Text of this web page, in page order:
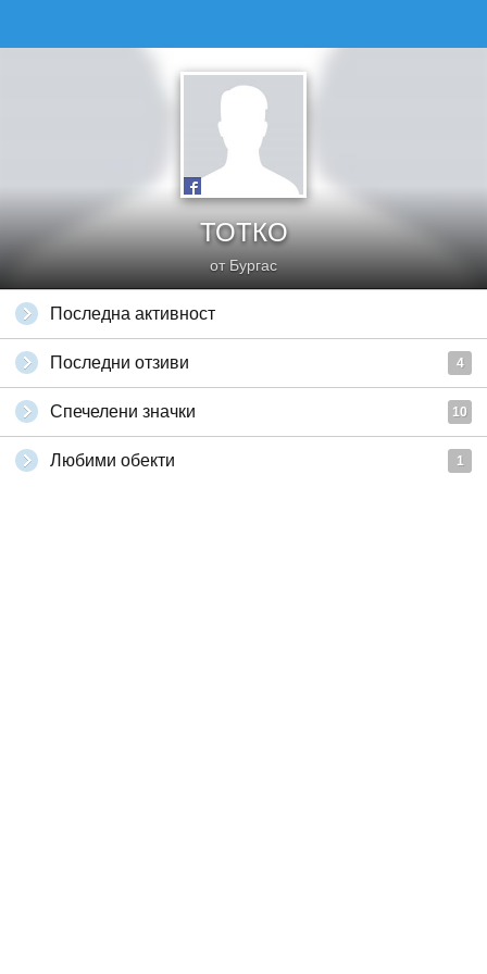
ТОТКО
от Бургас
Последна активност
Последни отзиви 4
Спечелени значки 10
Любими обекти 1